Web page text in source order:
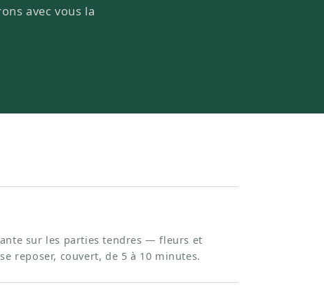
avec vous la
sur les parties tendres — fleurs et
reposer, couvert, de 5 à 10 minutes.